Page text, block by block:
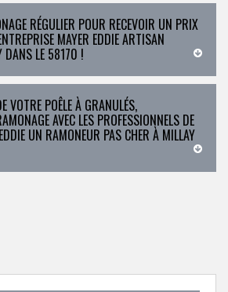
RÉGULIER POUR RECEVOIR UN PRIX
MAYER EDDIE ARTISAN
DANS LE 58170 !
VOTRE POÊLE À GRANULÉS,
AVEC LES PROFESSIONNELS DE
UN RAMONEUR PAS CHER À MILLAY